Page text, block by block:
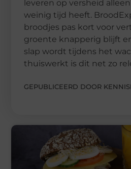
leveren op versheid
weinig tijd heeft.
broodjes pas kort voor
groente knapperig blijft
slap wordt tijdens het
thuiswerkt is dit net zo
GEPUBLICEERD DOOR